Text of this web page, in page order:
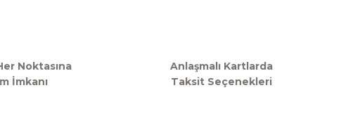
Noktasına
İmkanı
Anlaşmalı Kartlarda
Taksit Seçenekleri